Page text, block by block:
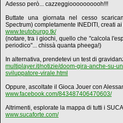
Adesso però... cazzeggioooooooooh!!!
Buttate una giornata nel cesso
Spectrum) completamente INEDITI, creati
www.teutoburgo.tk/
(notare, tra i giochi, quello che "calcola
periodico"... chissà quanta pheega!)
In alternativa, prendetevi un test di
multiplayer.it/notizie/doom-gira-anche-su-
sviluppatore-virale.html
Oppure, ascoltate il Gioca Jouer con
www.facebook.com/843487406470603/
Altrimenti, esplorate la mappa di tutti i
www.sucaforte.com/